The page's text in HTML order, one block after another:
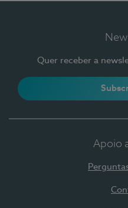
Quer receber a
Apoio